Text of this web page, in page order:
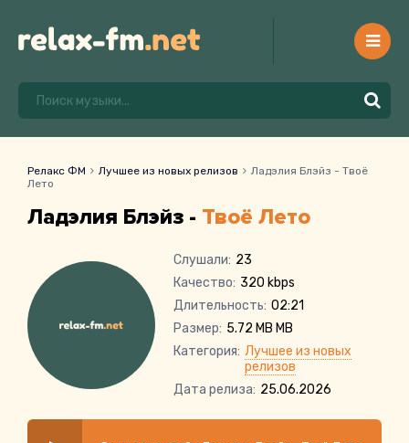
Релакс ФМ Лучшее из новых релизов
Ладэлия Блэйз - Твоё
Лето
Ладэлия Блэйз - Твоё Лето
Слушали: 23
Качество: 320 kbps
Длительность: 02:21
Размер: 5.72 MB MB
Категория: Лучшее из новых
релизов
Дата релиза: 25.06.2026